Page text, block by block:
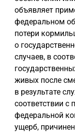
объявляет
федеральном
потери
о
случаев, в
живых после
в результате
соответствии
федеральной
ущерб,